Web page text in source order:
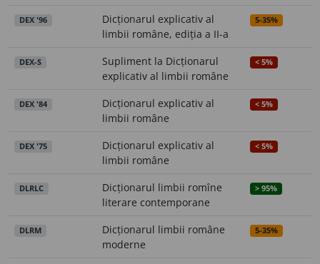
DEX '96
Dicționarul explicativ al
limbii române, ediția a II-a
5-35%
DEX-S
Supliment la Dicționarul
explicativ al limbii române
< 5%
DEX '84
Dicționarul explicativ al
limbii române
< 5%
DEX '75
Dicționarul explicativ al
limbii române
< 5%
DLRLC
Dicționarul limbii romîne
literare contemporane
> 95%
DLRM
Dicționarul limbii române
moderne
5-35%